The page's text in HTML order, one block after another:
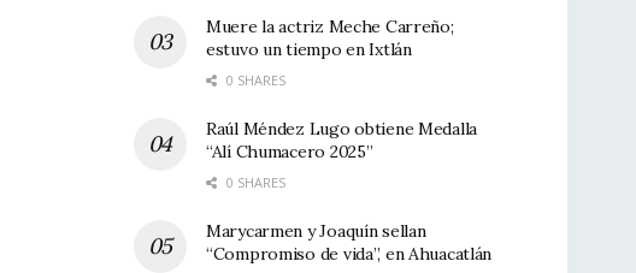
Muere la actriz Meche Carreño;
estuvo un tiempo en Ixtlán
0 SHARES
Raúl Méndez Lugo obtiene Medalla
“Alí Chumacero 2025”
0 SHARES
Marycarmen y Joaquín sellan
“Compromiso de vida”, en Ahuacatlán